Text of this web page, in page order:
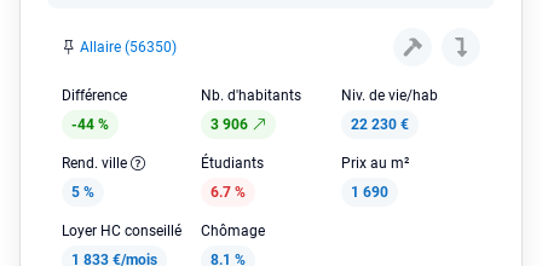
Allaire (56350)
Différence
-44 %
Nb. d'habitants
3 906
Niv. de vie/hab
22 230 €
Rend. ville
5 %
Étudiants
6.7 %
Prix au m²
1 690
Loyer HC conseillé
1 833 €/mois
Chômage
8.1 %